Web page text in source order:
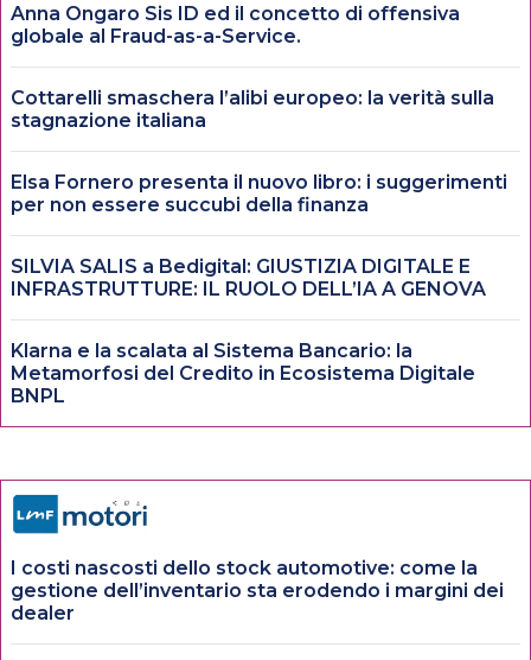
Anna Ongaro Sis ID ed il concetto di offensiva
globale al Fraud-as-a-Service.
Cottarelli smaschera l’alibi europeo: la verità sulla
stagnazione italiana
Elsa Fornero presenta il nuovo libro: i suggerimenti
per non essere succubi della finanza
SILVIA SALIS a Bedigital: GIUSTIZIA DIGITALE E
INFRASTRUTTURE: IL RUOLO DELL’IA A GENOVA
Klarna e la scalata al Sistema Bancario: la
Metamorfosi del Credito in Ecosistema Digitale
BNPL
I costi nascosti dello stock automotive: come la
gestione dell’inventario sta erodendo i margini dei
dealer